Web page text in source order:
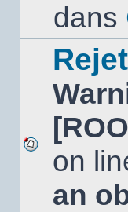
dansdans
Aucun
nouveau
message
non-
on
an